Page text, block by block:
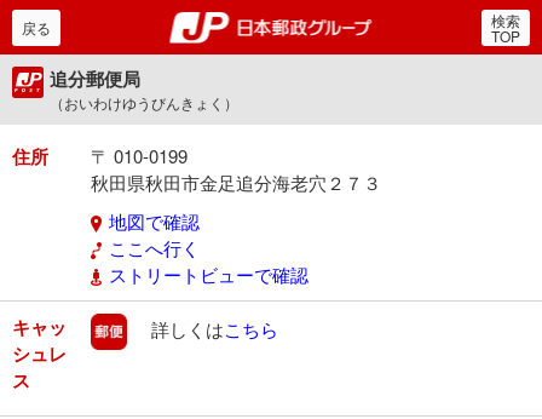
郵便局・日本郵政グルー
戻る 検索
TOP
追分郵便局
（おいわけゆうびんきょく）
住所
〒 010-0199
秋田県秋田市金足追分海老穴２７３
地図で確認
ここへ行く
ストリートビューで確認
キャッ
シュレ
ス
郵便
詳しくはこちら